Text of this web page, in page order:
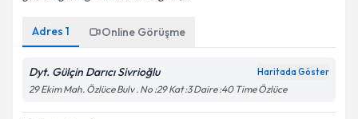
Adres 1 Online Görüşme
Dyt. Gülçin Darıcı Sivrioğlu Haritada Göster
29 Ekim Mah. Özlüce Bulv . No :29 Kat :3 Daire :40 Time Özlüce